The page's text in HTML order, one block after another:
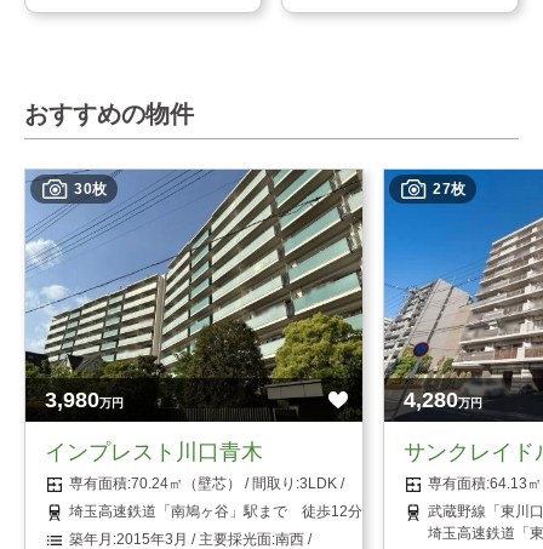
おすすめの物件
30枚
3,980万円
インプレスト川口青木
70.24㎡（壁芯）
3LDK
埼玉高速鉄道「南鳩ヶ谷」駅まで 徒歩12分
2015年3月
南西
27枚
4,280万円
サンクレイド
64.13
武蔵野線「東川
埼玉高速鉄道「